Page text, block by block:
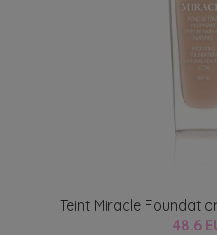
Teint Miracle
48.6